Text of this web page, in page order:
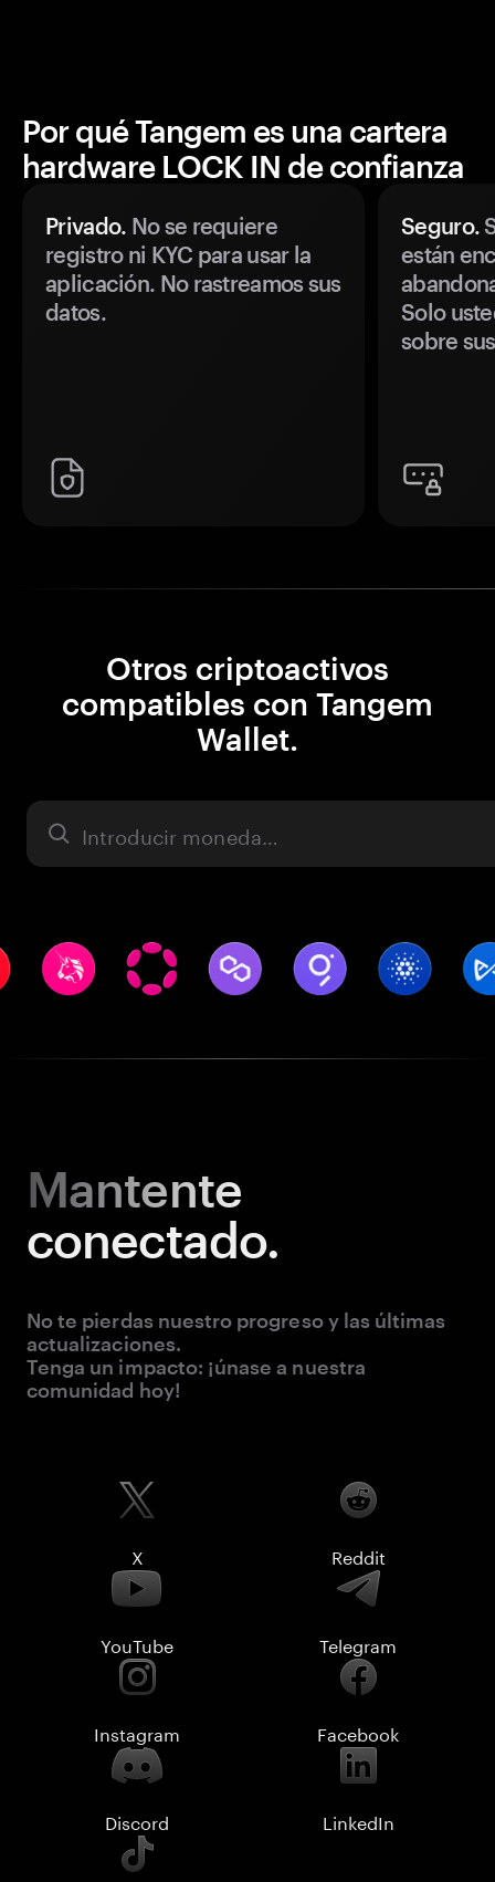
Por qué Tangem es una cartera
hardware LOCK IN de confianza
Privado. No se requiere
registro ni KYC para usar la
aplicación. No rastreamos sus
datos.
Seguro.
están
Solo
sobre
Otros criptoactivos
compatibles con Tangem
Wallet.
Activo
Mantente
conectado.
No te pierdas nuestro progreso y las últimas
actualizaciones.
Tenga un impacto: ¡únase a nuestra
comunidad hoy!
X Reddit
YouTube Telegram
Instagram Facebook
Discord LinkedIn